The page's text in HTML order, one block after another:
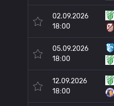
02.09.2026
18:00
05.09.2026
18:00
12.09.2026
18:00